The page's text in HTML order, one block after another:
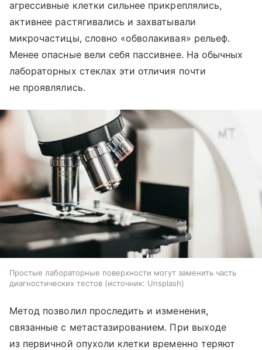
агрессивные клетки сильнее прикреплялись,
активнее растягивались и захватывали
микрочастицы, словно «обволакивая» рельеф.
Менее опасные вели себя пассивнее. На обычных
лабораторных стеклах эти отличия почти
не проявлялись.
Простые лабораторные поверхности могут заменить часть
диагностических тестов
источник: Unsplash
Метод позволил проследить и изменения,
связанные с метастазированием. При выходе
из первичной опухоли клетки временно теряют